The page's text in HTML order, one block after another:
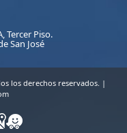
Tercer Piso.
San José
los derechos reservados. |